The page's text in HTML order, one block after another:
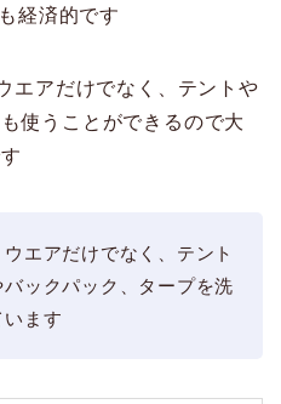
経済的です
エアだけでなく、テントや
使うことができるので大
エアだけでなく、テント
ックパック、タープを洗
います